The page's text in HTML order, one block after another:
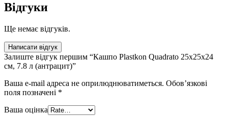
Відгуки
Ще немає відгуків.
Написати відгук
Залиште відгук першим “Кашпо Plastkon Quadrato 25х25х24
см, 7.8 л (антрацит)”
Ваша e-mail адреса не оприлюднюватиметься. Обов’язкові
поля позначені *
Ваша оцінка